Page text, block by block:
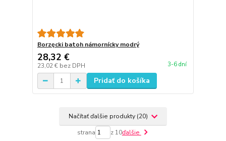
Borzęcki batoh námornícky modrý
28,32 €
23,02 € bez DPH 3-6 dní
Pridať do košíka
Načítať ďalšie produkty (20)
strana z 10ďalšie